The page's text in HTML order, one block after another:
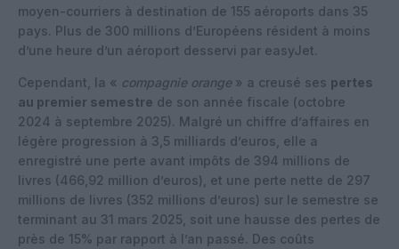
moyen-courriers à destination de 155 aéroports dans 35
pays. Plus de 300 millions d’Européens résident à moins
d’une heure d’un aéroport desservi par easyJet.
Cependant, la « compagnie orange » a creusé ses pertes
au premier semestre de son année fiscale (octobre
2024 à septembre 2025). Malgré un chiffre d’affaires en
légère progression à 3,5 milliards d’euros, elle a
enregistré une perte avant impôts de 394 millions de
livres (466,92 million d’euros), et une perte nette de 297
millions de livres (352 millions d’euros) sur le semestre se
terminant au 31 mars 2025, soit une hausse des pertes de
près de 15% par rapport à l’an passé. Des coûts